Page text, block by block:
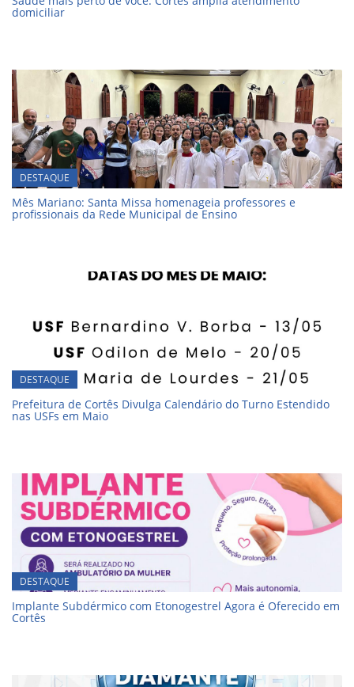
domiciliar
DESTAQUE
Mês Mariano: Santa Missa homenageia professores e
profissionais da Rede Municipal de Ensino
DESTAQUE
Prefeitura de Cortês Divulga Calendário do Turno Estendido
nas USFs em Maio
DESTAQUE
Implante Subdérmico com Etonogestrel Agora é Oferecido em
Cortês